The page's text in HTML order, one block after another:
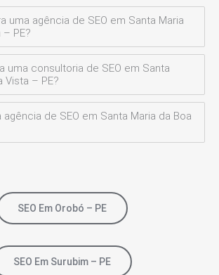
uma agência de SEO em Santa Maria
– PE?
uma consultoria de SEO em Santa
Vista – PE?
agência de SEO em Santa Maria da Boa
SEO Em Orobó – PE
SEO Em Surubim – PE